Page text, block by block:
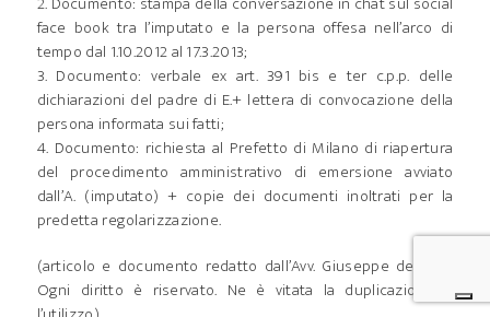
face book tra l’imputato e la persona offesa nell’arco di
tempo dal 1.10.2012 al 17.3.2013;
3. Documento: verbale ex art. 391 bis e ter c.p.p. delle
dichiarazioni del padre di E.+ lettera di convocazione della
persona informata sui fatti;
4. Documento: richiesta al Prefetto di Milano di riapertura
del procedimento amministrativo di emersione avviato
dall’A. (imputato) + copie dei documenti inoltrati per la
predetta regolarizzazione.
(articolo e documento redatto dall’Avv. Giuseppe de Lalla.
Ogni diritto è riservato. Ne è vitata la duplicazione e